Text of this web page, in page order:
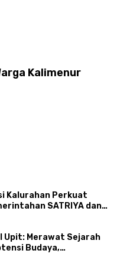
Kalimenur
Kalurahan Perkuat
SATRIYA dan
Upit: Merawat Sejarah
Budaya,